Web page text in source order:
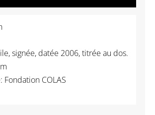
the
again,
signée, datée 2006, titrée au dos.
Fondation COLAS